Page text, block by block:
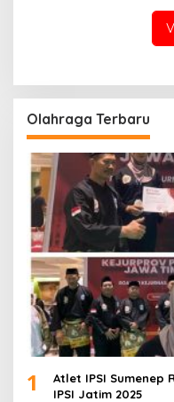
Olahraga Terbaru
1
Atlet IPSI Sumenep
IPSI Jatim 2025